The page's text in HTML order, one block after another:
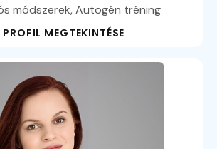
módszerek, Autogén tréning
MEGTEKINTÉSE